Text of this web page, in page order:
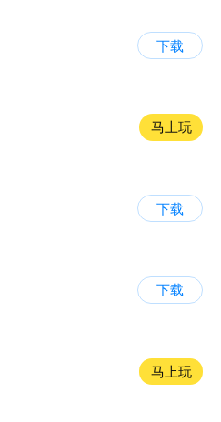
下载
马上玩
下载
下载
马上玩